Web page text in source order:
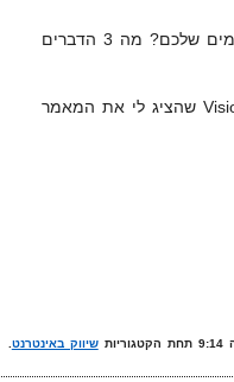
עכשיו, בשלב הזה… אני אשמח לשמוע את הסיכומים שלכם? מה 3 הדברים
נ.ב. תודה לדרור מקבוצת הנטוורקינג של VisionCamp שהציג לי את המאמר
שיווק באינטרנט